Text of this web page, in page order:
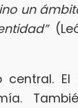
un
El